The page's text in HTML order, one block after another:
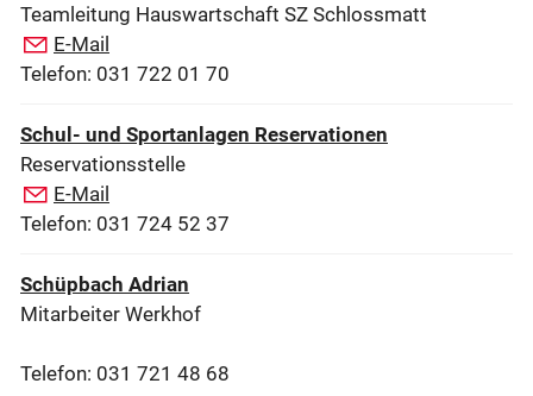
Teamleitung Hauswartschaft SZ Schlossmatt
E-Mail
Telefon: 031 722 01 70
Schul- und Sportanlagen Reservationen
Reservationsstelle
E-Mail
Telefon: 031 724 52 37
Schüpbach Adrian
Mitarbeiter Werkhof
Telefon: 031 721 48 68